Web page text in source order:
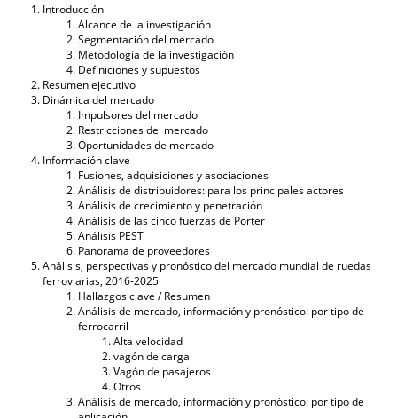
Introducción
Alcance de la investigación
Segmentación del mercado
Metodología de la investigación
Definiciones y supuestos
Resumen ejecutivo
Dinámica del mercado
Impulsores del mercado
Restricciones del mercado
Oportunidades de mercado
Información clave
Fusiones, adquisiciones y asociaciones
Análisis de distribuidores: para los principales actores
Análisis de crecimiento y penetración
Análisis de las cinco fuerzas de Porter
Análisis PEST
Panorama de proveedores
Análisis, perspectivas y pronóstico del mercado mundial de ruedas
ferroviarias, 2016-2025
Hallazgos clave / Resumen
Análisis de mercado, información y pronóstico: por tipo de
ferrocarril
Alta velocidad
vagón de carga
Vagón de pasajeros
Otros
Análisis de mercado, información y pronóstico: por tipo de